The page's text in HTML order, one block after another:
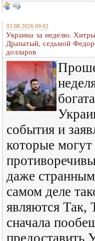
03.08.2026 09:02
Украина за неделю.
Драпатый, седьмой
долларов
события и
которые могут
даже
самом деле
являются Так,
сначала
предоставить